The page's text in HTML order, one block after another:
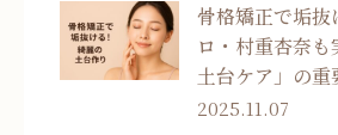
骨格矯正で垢抜
ロ・村重杏奈
土台ケア」の重
2025.11.07